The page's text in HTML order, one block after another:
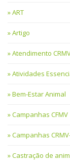
ART
Artigo
Atendimento
Atividades
Bem-Estar Animal
Campanhas CFMV
Campanhas
Castração de